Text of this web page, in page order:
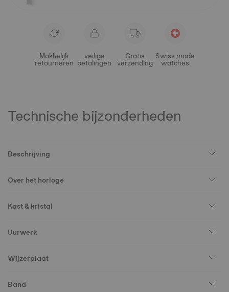
Makkelijk
retourneren
veilige
betalingen
Gratis
verzending
Swiss made
watches
Technische bijzonderheden
Beschrijving
Over het horloge
Kast & kristal
Uurwerk
Wijzerplaat
Band